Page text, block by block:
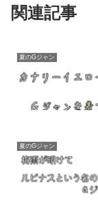
関連記事
夏のGジャン
夏のGジャン